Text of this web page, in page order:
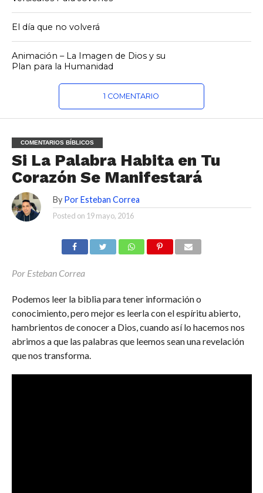
El día que no volverá
Animación – La Imagen de Dios y su
Plan para la Humanidad
1 COMENTARIO
COMENTARIOS BÍBLICOS
Si La Palabra Habita en Tu
Corazón Se Manifestará
By Por Esteban Correa
Posted on 19 mayo, 2016
Por Esteban Correa
Podemos leer la biblia para tener información o
conocimiento, pero mejor es leerla con el espíritu abierto,
hambrientos de conocer a Dios, cuando así lo hacemos nos
abrimos a que las palabras que leemos sean una revelación
que nos transforma.